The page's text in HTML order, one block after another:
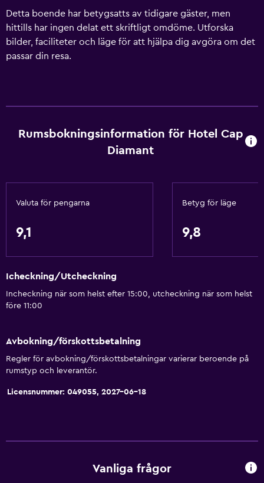
Detta boende har betygsatts av tidigare gäster, men
hittills har ingen delat ett skriftligt omdöme. Utforska
bilder, faciliteter och läge för att hjälpa dig avgöra om det
passar din resa.
Rumsbokningsinformation för Hotel Cap
Diamant
Valuta för pengarna
9,1
Betyg för läge
9,8
Icheckning/Utcheckning
Incheckning när som helst efter 15:00, utcheckning när som helst
före 11:00
Avbokning/förskottsbetalning
Regler för avbokning/förskottsbetalningar varierar beroende på
rumstyp och leverantör.
Licensnummer: 049055, 2027-06-18
Vanliga frågor